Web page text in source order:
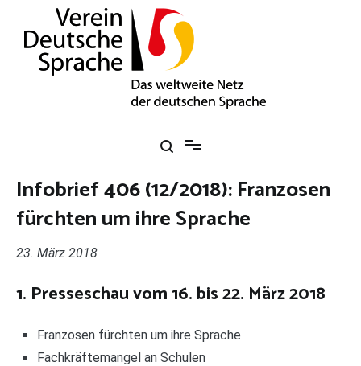
springen
Infobrief 406 (12/2018): Franzosen
fürchten um ihre Sprache
23. März 2018
1. Presseschau vom 16. bis 22. März 2018
Franzosen fürchten um ihre Sprache
Fachkräftemangel an Schulen